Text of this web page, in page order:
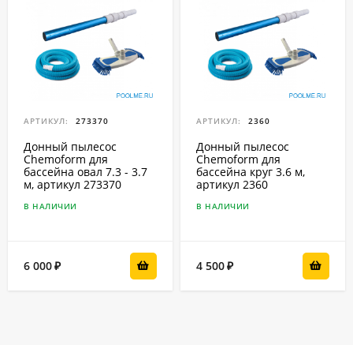
АРТИКУЛ: 273370
Донный пылесос
Chemoform для
бассейна овал 7.3 - 3.7
м, артикул 273370
В НАЛИЧИИ
6 000₽
АРТИКУЛ: 2360
Донный пылесос
Chemoform для
бассейна круг 3.6 м,
артикул 2360
В НАЛИЧИИ
4 500₽